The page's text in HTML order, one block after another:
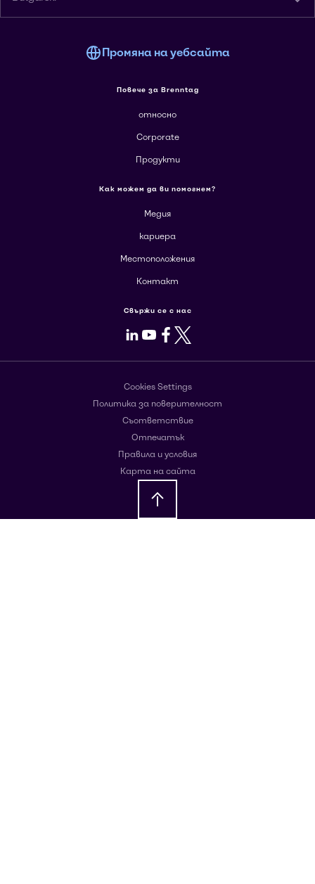
Промяна на уебсайта
Повече за Brenntag
относно
Corporate
Продукти
Как можем да ви помогнем?
Медия
кариера
Местоположения
Контакт
Свържи се с нас
LinkedIn
Youtube
Facebook
X
Cookies Settings
Политика за поверителност
Съответствие
Отпечатък
Правила и условия
Карта на сайта